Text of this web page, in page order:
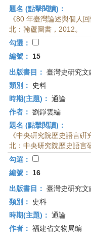
題名 (點擊閱讀)：
《80 年臺灣論述與個人
北：翰蘆圖書，2012。
勾選：
編號：
15
出版書目： 臺灣史研究
類別：
史料
時期(主題)： 通論
作者： 劉錚雲編
題名 (點擊閱讀)：
《中央硏究院歷史語言
北：中央研究院歷史語言
勾選：
編號：
16
出版書目： 臺灣史研究
類別：
史料
時期(主題)： 通論
作者： 福建省文物局编